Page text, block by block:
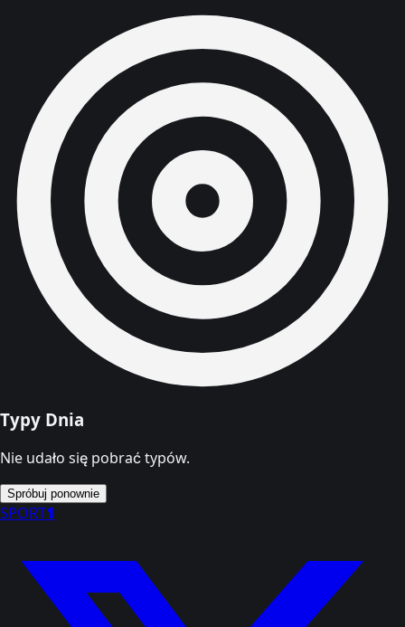
Typy Dnia
Nie udało się pobrać typów.
Spróbuj ponownie
SPORT1